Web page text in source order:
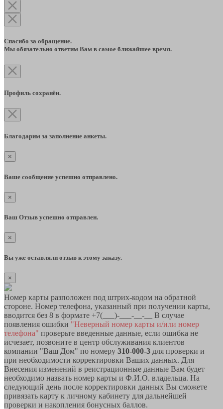
Спасибо за обращение.
Мы обязательно ответим Вам в самое ближайшее время.
Профиль сохранён.
Благодарим за заполнение анкеты.
×
Ваше сообщение успешно отправлено.
×
Ваш Отзыв успешно отправлен.
×
Вы уже оставляли отзыв к этому заказу.
×
Номер карты разположен под штрих-кодом на обратной
стороне. Номер телефона, указанный при получении карты,
вводится без 8 в формате +7(___)-___-__-__ В случае
появления ошибки "Неверный номер карты и/или номер
телефона" проверьте введенные данные, если ошибка не
исчезает, позвоните в центр обслуживания клиентов
компании "Ваш Дом" по номеру 310-000-3 для проверки и
при необходимости корректировки Ваших данных. Для
Внесения изменений в реистрационные данные Вам будет
необходимо назвать номер карты и Ф.И.О. владельца. На
следующий день после корректировки данных Вы сможете
привязать карту к личному кабинету для дальнейшей
проверки и накопления бонусных баллов.